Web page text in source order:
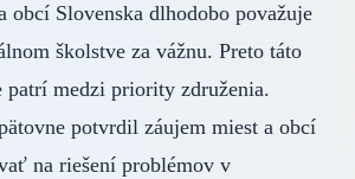
obcí Slovenska dlhodobo považuje
školstve za vážnu. Preto táto
patrí medzi priority združenia.
potvrdil záujem miest a obcí
na riešení problémov v